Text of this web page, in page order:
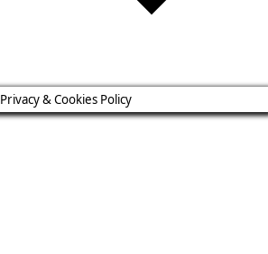
Privacy & Cookies Policy